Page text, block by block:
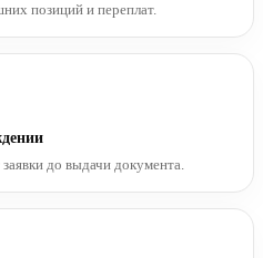
позиций и переплат.
до выдачи документа.